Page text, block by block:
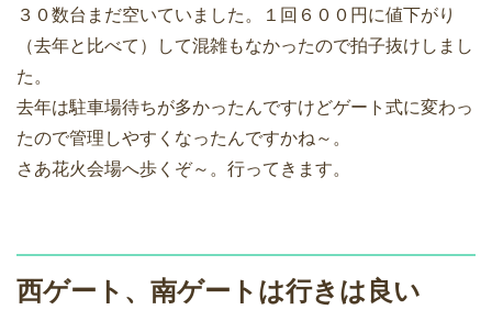
３０数台まだ空いていました。１回６００円に値下がり
（去年と比べて）して混雑もなかったので拍子抜けしまし
た。
去年は駐車場待ちが多かったんですけどゲート式に変わっ
たので管理しやすくなったんですかね～。
さあ花火会場へ歩くぞ～。行ってきます。
西ゲート、南ゲートは行きは良い